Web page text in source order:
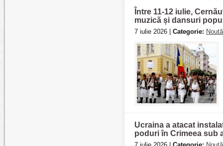
Între 11-12 iulie,
muzică și dansuri
7 iulie 2026 | Categorie:
Ucraina a atacat
poduri în Crimeea sub